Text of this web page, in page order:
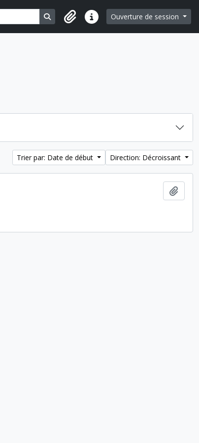
Search in browse page
Liens rapidesOuverture de session
Trier par: Date de début Direction: Décroissant